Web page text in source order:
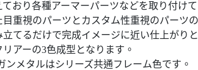
おり各種アーマーパーツなどを取り付け
重視のパーツとカスタム性重視のパーツ
てるだけで完成イメージに近い仕上がり
アーの3色成型となります。
メタルはシリーズ共通フレーム色です。